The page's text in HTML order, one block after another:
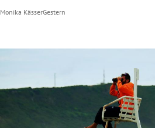
Monika KässerGestern